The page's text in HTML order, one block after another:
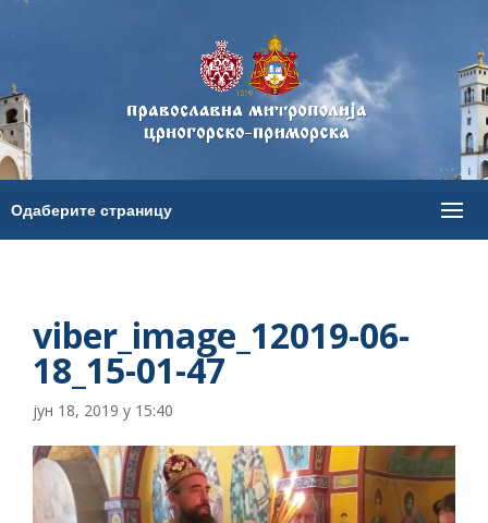
viber_image_12019-06-
18_15-01-47
јун 18, 2019 у 15:40